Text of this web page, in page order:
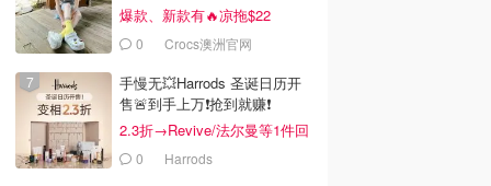
爆款、新款有🔥凉拖$22
0 Crocs澳洲官网
手慢无💥Harrods 圣诞日历开
售🚨到手上万❗️抢到就赚❗️
2.3折→Revive/法尔曼等1件回
本！0 Harrods